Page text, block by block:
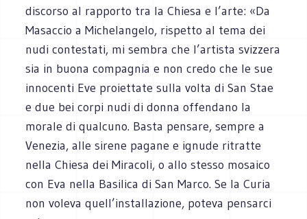
discorso al rapporto tra la Chiesa e l’arte: «Da
Masaccio a Michelangelo, rispetto al tema dei
nudi contestati, mi sembra che l’artista svizzera
sia in buona compagnia e non credo che le sue
innocenti Eve proiettate sulla volta di San Stae
e due bei corpi nudi di donna offendano la
morale di qualcuno. Basta pensare, sempre a
Venezia, alle sirene pagane e ignude ritratte
nella Chiesa dei Miracoli, o allo stesso mosaico
con Eva nella Basilica di San Marco. Se la Curia
non voleva quell’installazione, poteva pensarci